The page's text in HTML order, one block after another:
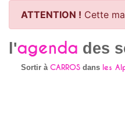
ATTENTION ! Cette
l'agenda des
Sortir à CARROSdans les